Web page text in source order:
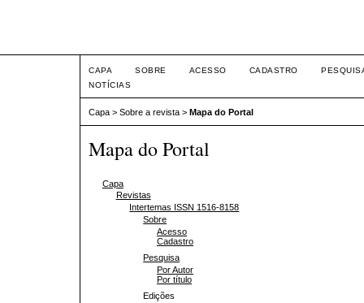
CAPA SOBRE ACESSO CADASTRO
NOTÍCIAS
Capa > Sobre a revista > Mapa do Portal
Mapa do Portal
Capa
Revistas
Intertemas ISSN 1516-8158
Sobre
Acesso
Cadastro
Pesquisa
Por Autor
Por título
Edições